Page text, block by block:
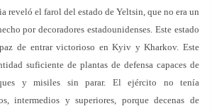
reveló el farol del estado de Yeltsin, que no era un
por decoradores estadounidenses. Este estado
de entrar victorioso en Kyiv y Kharkov. Este
suficiente de plantas de defensa capaces de
y misiles sin parar. El ejército no tenía
intermedios y superiores, porque decenas de